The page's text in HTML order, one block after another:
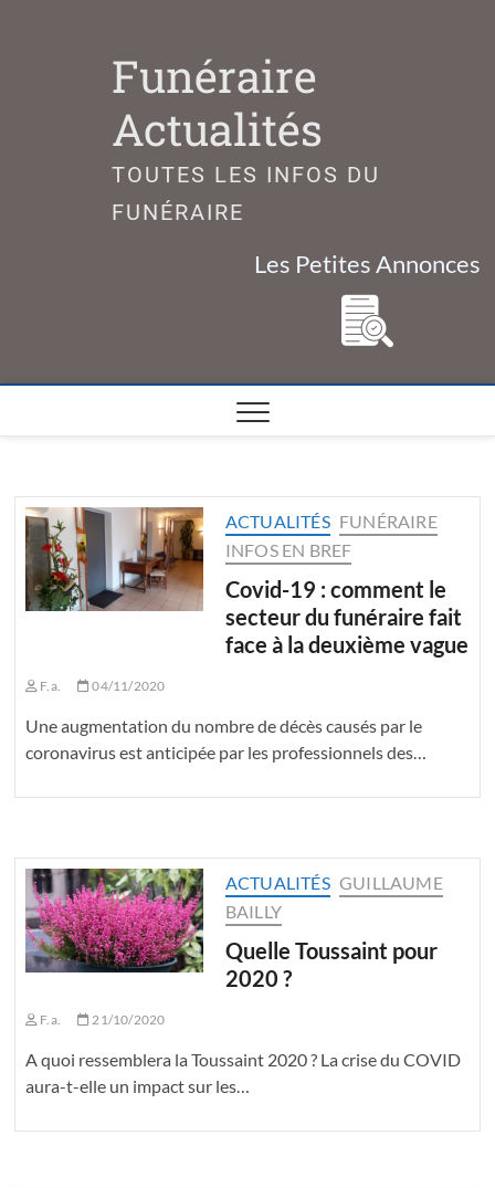
Funéraire
Actualités
TOUTES LES INFOS DU
FUNÉRAIRE
Les Petites Annonces
ACTUALITÉS FUNÉRAIRE
INFOS EN BREF
Covid-19 : comment le
secteur du funéraire fait
face à la deuxième vague
F.a. 04/11/2020
Une augmentation du nombre de décès causés par le
coronavirus est anticipée par les professionnels des…
ACTUALITÉS GUILLAUME
BAILLY
Quelle Toussaint pour
2020 ?
F.a. 21/10/2020
A quoi ressemblera la Toussaint 2020 ? La crise du COVID
aura-t-elle un impact sur les…